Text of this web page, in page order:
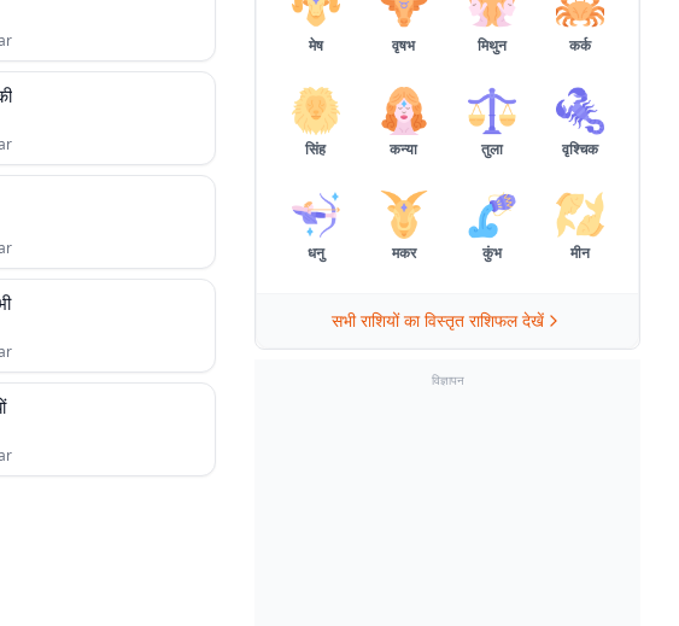
मेष वृषभ मिथुन कर्क
सिंह कन्या तुला वृश्चिक
धनु मकर कुंभ मीन
सभी राशियों का विस्तृत राशिफल देखें
विज्ञापन